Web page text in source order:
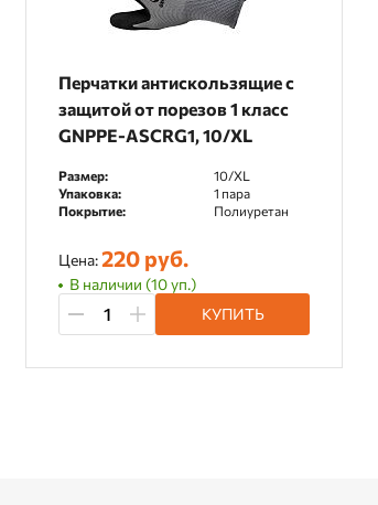
Перчатки антискользящие с
защитой от порезов 1 класс
GNPPE-ASCRG1, 10/XL
Размер:
10/XL
Упаковка:
1 пара
Покрытие:
Полиуретан
Цена:220 руб.
В наличии (10 уп.)
КУПИТЬ